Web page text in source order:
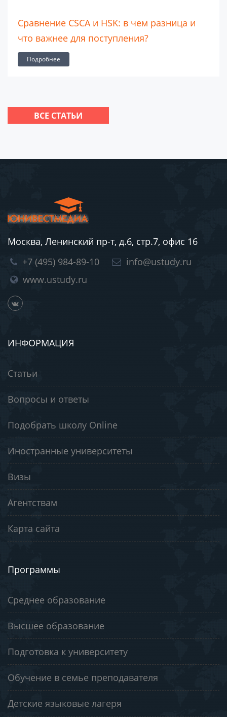
Сравнение CSCA и HSK: в чем разница и
что важнее для поступления?
Подробнее
ВСЕ СТАТЬИ
Москва, Ленинский пр-т, д.6, стр.7, офис 16
+7 (495) 984-89-10
info@ustudy.ru
www.ustudy.ru
ИНФОРМАЦИЯ
Статьи
Вопросы и ответы
Подобрать школу Online
Иностранные университеты
Визы
Агентствам
Карта сайта
Программы
Среднее образование
Высшее образование
Подготовка к университету
Обучение в семье преподавателя
Детские языковые лагеря